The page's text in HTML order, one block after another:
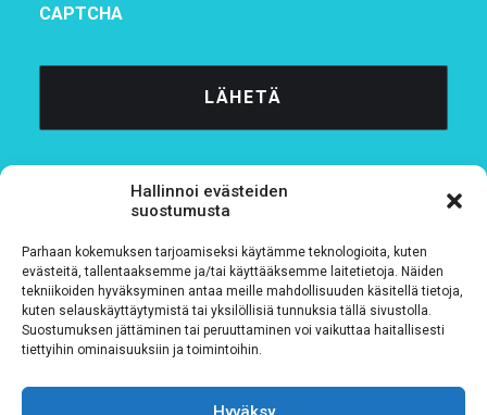
Hallinnoi evästeiden
suostumusta
Parhaan kokemuksen tarjoamiseksi käytämme teknologioita, kuten
evästeitä, tallentaaksemme ja/tai käyttääksemme laitetietoja. Näiden
tekniikoiden hyväksyminen antaa meille mahdollisuuden käsitellä tietoja,
kuten selauskäyttäytymistä tai yksilöllisiä tunnuksia tällä sivustolla.
Suostumuksen jättäminen tai peruuttaminen voi vaikuttaa haitallisesti
tiettyihin ominaisuuksiin ja toimintoihin.
CAPTCHA
Tietosuojaseloste
Verkkolaskutustiedot